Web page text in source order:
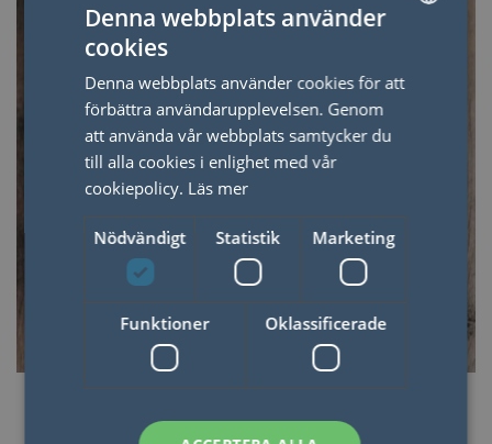
KUNDFAVORITER
Bästsäljare
ENGLISH
Denna webbplats använder
cookies
Denna webbplats använder cookies för att
förbättra användarupplevelsen. Genom
att använda vår webbplats samtycker du
till alla cookies i enlighet med vår
cookiepolicy. Läs mer
Nödvändigt Statistik Marketing
Funktioner Oklassificerade